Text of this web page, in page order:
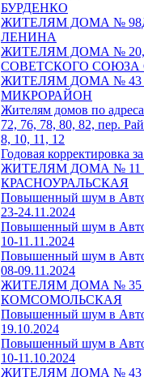
БУРДЕНКО
ЖИТЕЛЯМ ДОМА №
ЛЕНИНА
ЖИТЕЛЯМ ДОМА № 20,
СОВЕТСКОГО СОЮЗА
ЖИТЕЛЯМ ДОМА № 43
МИКРОРАЙОН
Жителям домов по
72, 76, 78, 80, 82, пер.
8, 10, 11, 12
Годовая корректировка
ЖИТЕЛЯМ ДОМА № 11
КРАСНОУРАЛЬСКАЯ
Повышенный шум в
23-24.11.2024
Повышенный шум в
10-11.11.2024
Повышенный шум в
08-09.11.2024
ЖИТЕЛЯМ ДОМА № 35
КОМСОМОЛЬСКАЯ
Повышенный шум в
19.10.2024
Повышенный шум в
10-11.10.2024
ЖИТЕЛЯМ ДОМА № 43